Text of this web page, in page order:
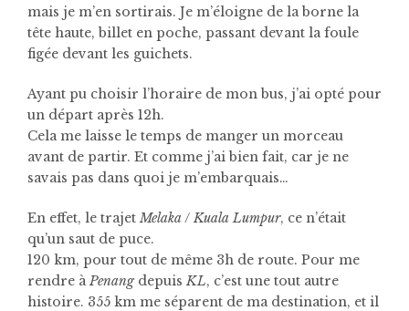
mais je m’en sortirais. Je m’éloigne de la borne la
tête haute, billet en poche, passant devant la foule
figée devant les guichets.
Ayant pu choisir l’horaire de mon bus, j’ai opté pour
un départ après 12h.
Cela me laisse le temps de manger un morceau
avant de partir. Et comme j’ai bien fait, car je ne
savais pas dans quoi je m’embarquais…
En effet, le trajet Melaka / Kuala Lumpur, ce n’était
qu’un saut de puce.
120 km, pour tout de même 3h de route. Pour me
rendre à Penangdepuis KL, c’est une tout autre
histoire. 355 km me séparent de ma destination, et il